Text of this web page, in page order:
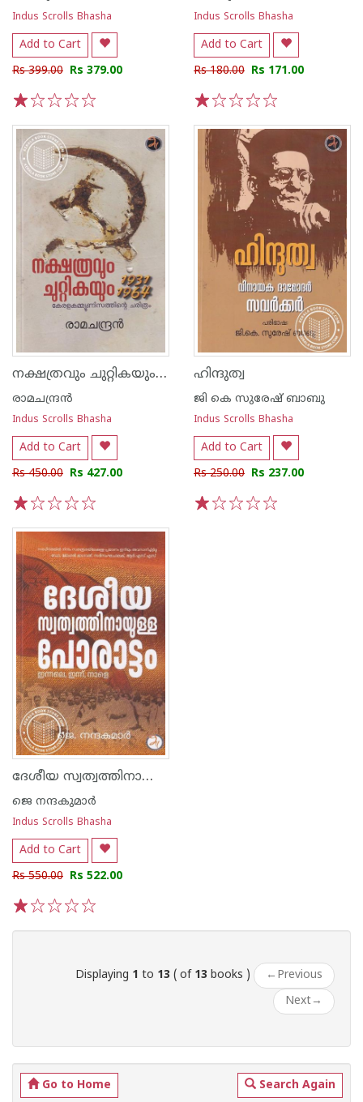
Indus Scrolls Bhasha
Add to Cart
Rs 399.00 Rs 379.00
Indus Scrolls Bhasha
Add to Cart
Rs 180.00 Rs 171.00
നക്ഷത്രവും ചുറ്റികയും - കേരള കമ്മ്യൂണിസത്തിന്റെ ചരിത്രം 1931-1964
രാമചന്ദ്രന്‍
Indus Scrolls Bhasha
Add to Cart
Rs 450.00 Rs 427.00
ഹിന്ദുത്വ
ജി കെ സുരേഷ് ബാബു
Indus Scrolls Bhasha
Add to Cart
Rs 250.00 Rs 237.00
ദേശീയ സ്വത്വത്തിനായുള്ള പോരാട്ടം ഇന്നലെ ഇന്ന് നാളെ
ജെ നന്ദകുമാര്‍
Indus Scrolls Bhasha
Add to Cart
Rs 550.00 Rs 522.00
Displaying 1 to 13 ( of 13 books ) ← Previous
Next→
Go to Home Search Again